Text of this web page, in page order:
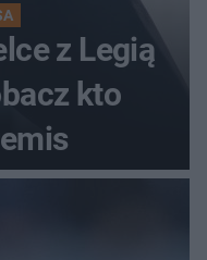
z Legią
kto